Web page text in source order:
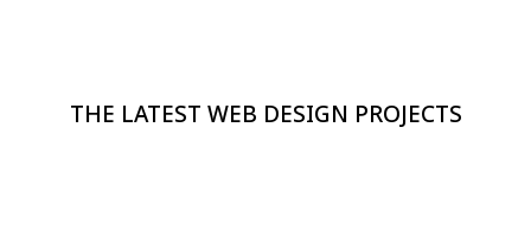
THE LATEST WEB DESIGN PROJECTS